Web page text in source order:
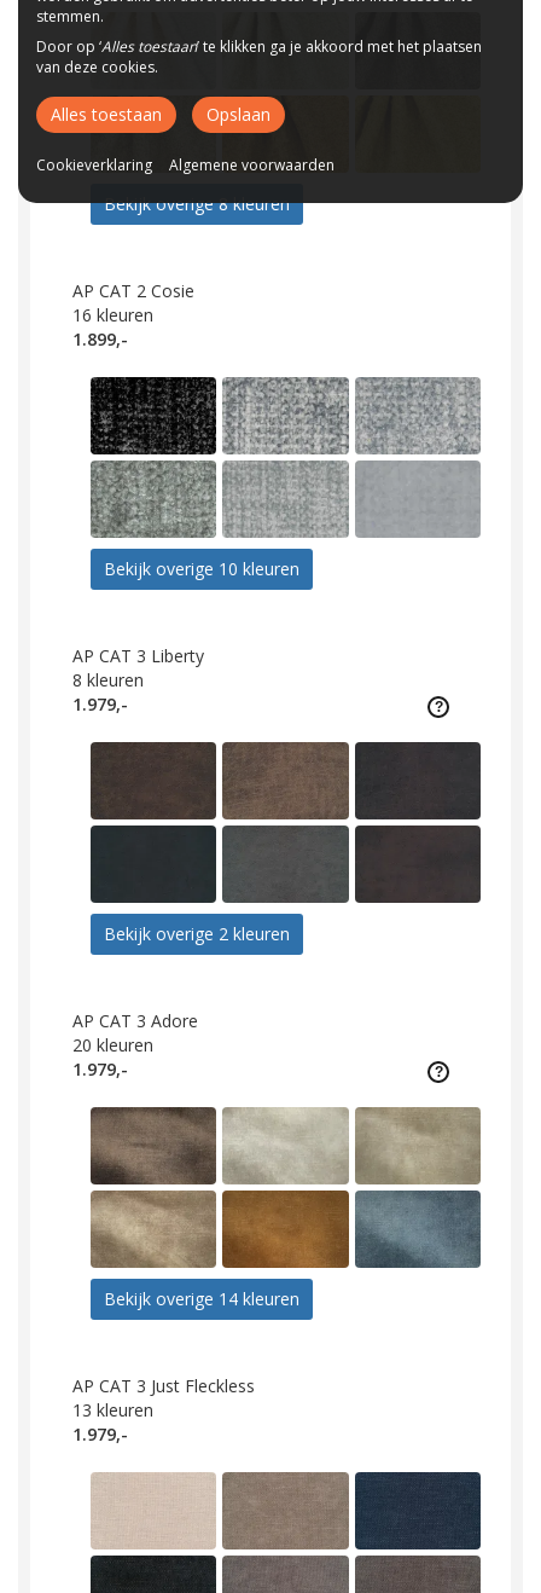
Bekijk overige 8 kleuren
AP CAT 2 Cosie
16 kleuren
1.899,-
Bekijk overige 10 kleuren
AP CAT 3 Liberty
8 kleuren
1.979,-
Bekijk overige 2 kleuren
AP CAT 3 Adore
20 kleuren
1.979,-
Bekijk overige 14 kleuren
AP CAT 3 Just Fleckless
13 kleuren
1.979,-
stemmen.
Door op ‘Alles toestaan’ te klikken ga je akkoord met het plaatsen
van deze cookies.
Alles toestaan Opslaan
Cookieverklaring Algemene voorwaarden